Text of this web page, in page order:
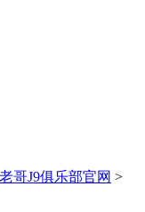
哥J9俱乐部官网 >